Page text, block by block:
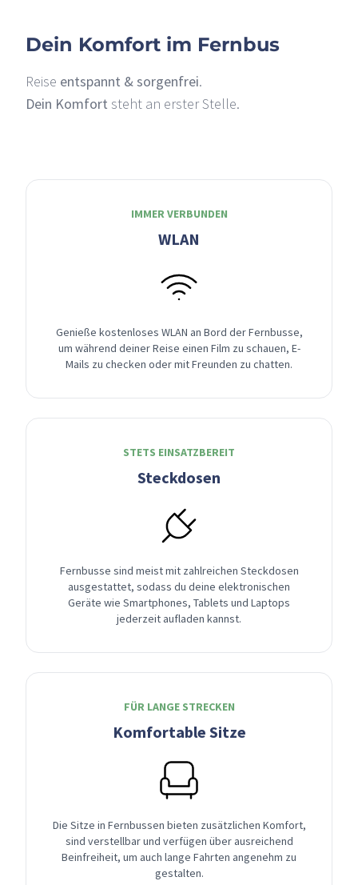
Dein Komfort im Fernbus
Reise entspannt & sorgenfrei.
Dein Komfort steht an erster Stelle.
IMMER VERBUNDEN
WLAN
Genieße kostenloses WLAN an Bord der Fernbusse,
um während deiner Reise einen Film zu schauen, E-
Mails zu checken oder mit Freunden zu chatten.
STETS EINSATZBEREIT
Steckdosen
Fernbusse sind meist mit zahlreichen Steckdosen
ausgestattet, sodass du deine elektronischen
Geräte wie Smartphones, Tablets und Laptops
jederzeit aufladen kannst.
FÜR LANGE STRECKEN
Komfortable Sitze
Die Sitze in Fernbussen bieten zusätzlichen Komfort,
sind verstellbar und verfügen über ausreichend
Beinfreiheit, um auch lange Fahrten angenehm zu
gestalten.